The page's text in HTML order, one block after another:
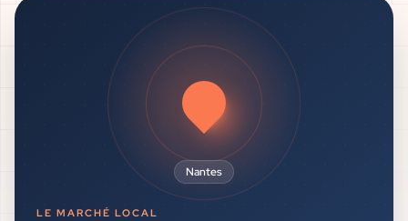
Nantes
LE MARCHÉ LOCAL